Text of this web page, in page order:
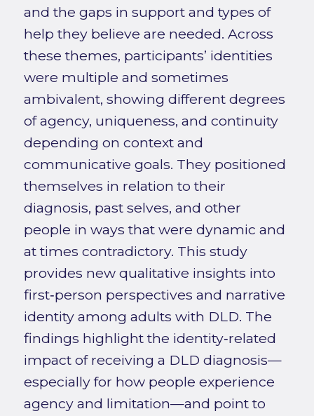
and the gaps in support and types of
help they believe are needed. Across
these themes, participants’ identities
were multiple and sometimes
ambivalent, showing different degrees
of agency, uniqueness, and continuity
depending on context and
communicative goals. They positioned
themselves in relation to their
diagnosis, past selves, and other
people in ways that were dynamic and
at times contradictory. This study
provides new qualitative insights into
first‑person perspectives and narrative
identity among adults with DLD. The
findings highlight the identity‑related
impact of receiving a DLD diagnosis—
especially for how people experience
agency and limitation—and point to